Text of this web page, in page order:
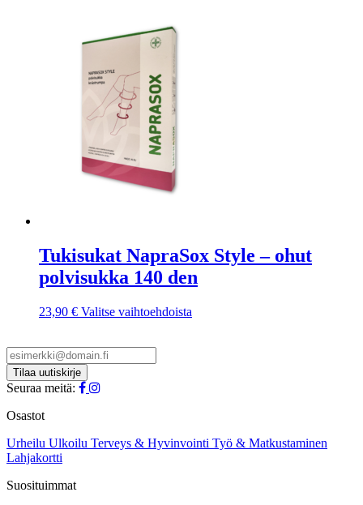
Tukisukat NapraSox Style – ohut
polvisukka 140 den
23,90 € Valitse vaihtoehdoista
sivulla.
Seuraa meitä:
Osastot
Urheilu Ulkoilu Terveys & Hyvinvointi Työ & Matkustaminen
Lahjakortti
Suosituimmat